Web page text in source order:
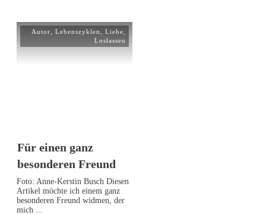
Autor Lebenszyklen Liebe
Loslassen
Für einen ganz
besonderen Freund
Foto: Anne-Kerstin Busch Diesen
Artikel möchte ich einem ganz
besonderen Freund widmen, der
mich